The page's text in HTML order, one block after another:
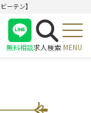
ーテン】
無料相談求人検索 MENU